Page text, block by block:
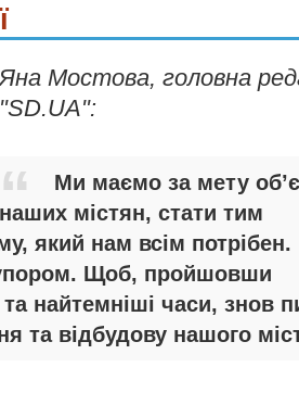
Яна Мостова, головна
"SD.UA":
Ми маємо за мету
наших містян, стати тим
який нам всім потрібен.
Щоб, пройшовши
найтемніші часи, знов
та відбудову нашого